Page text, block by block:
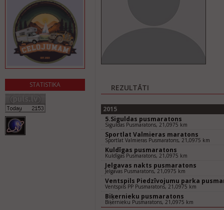
STATISTIKA REZULTĀTI
2015
5.Siguldas pusmaratons
Siguldas Pusmaratons, 21,0975 km
Sportlat Valmieras maratons
Sportlat Valmieras Pusmaratons, 21,0975 km
Kuldīgas pusmaratons
Kuldīgas Pusmaratons, 21,0975 km
Jelgavas nakts pusmaratons
Jelgavas Pusmaratons, 21,0975 km
Ventspils Piedzīvojumu parka
Ventspils PP Pusmaratons, 21,0975 km
Biķernieku pusmaratons
Biķernieku Pusmaratons, 21,0975 km